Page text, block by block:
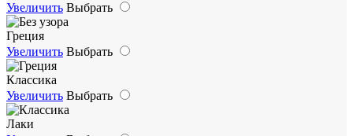
Увеличить Выбрать
Греция
Увеличить Выбрать
Классика
Увеличить Выбрать
Лаки